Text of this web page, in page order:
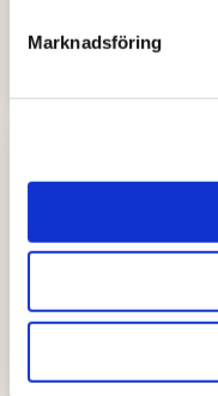
Marknadsföring
Från Indien
en ny